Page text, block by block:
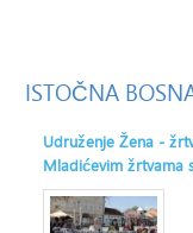
ISTOČNA
Udruženje Žena -
Mladićevim žrtvama